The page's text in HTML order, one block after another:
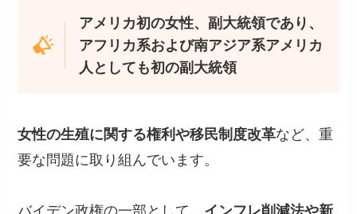
アメリカ初の女性、副大統領であり、
アフリカ系および南アジア系アメリカ
人としても初の副大統領
女性の生殖に関する権利や移民制度改革など、重
要な問題に取り組んでいます。
バイデン政権の一部として、 インフレ削減法や新